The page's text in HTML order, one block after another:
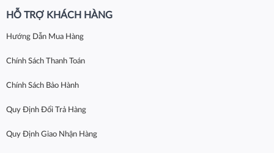
HỖ TRỢ KHÁCH HÀNG
Hướng Dẫn Mua Hàng
Chính Sách Thanh Toán
Chính Sách Bảo Hành
Quy Định Đổi Trả Hàng
Quy Định Giao Nhận Hàng